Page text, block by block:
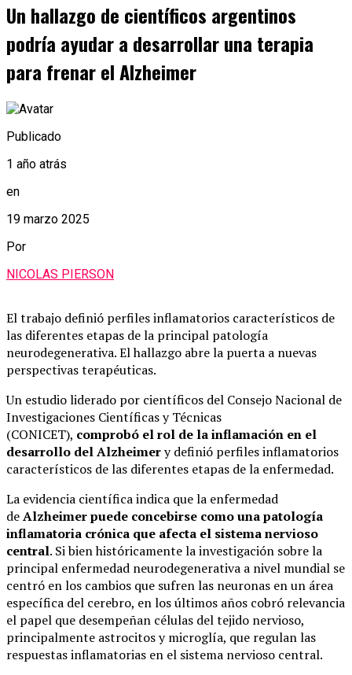
Un hallazgo de científicos argentinos
podría ayudar a desarrollar una terapia
para frenar el Alzheimer
Publicado
1 año atrás
en
19 marzo 2025
Por
NICOLAS PIERSON
El trabajo definió perfiles inflamatorios característicos de
las diferentes etapas de la principal patología
neurodegenerativa. El hallazgo abre la puerta a nuevas
perspectivas terapéuticas.
Un estudio liderado por científicos del Consejo Nacional de
Investigaciones Científicas y Técnicas
(CONICET), comprobó el rol de la inflamación en el
desarrollo del Alzheimery definió perfiles inflamatorios
característicos de las diferentes etapas de la enfermedad.
La evidencia científica indica que la enfermedad
deAlzheimer puede concebirse como una patología
inflamatoria crónica que afecta el sistema nervioso
central. Si bien históricamente la investigación sobre la
principal enfermedad neurodegenerativa a nivel mundial se
centró en los cambios que sufren las neuronas en un área
específica del cerebro, en los últimos años cobró relevancia
el papel que desempeñan células del tejido nervioso,
principalmente astrocitos y microglía, que regulan las
respuestas inflamatorias en el sistema nervioso central.